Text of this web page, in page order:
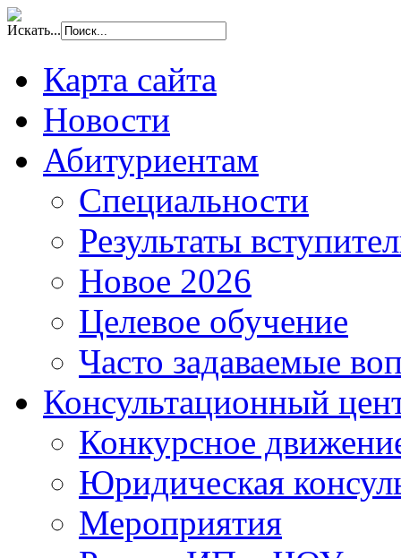
Искать...
Карта сайта
Новости
Абитуриентам
Специальности
Результаты
Новое 2026
Целевое обучение
Часто задаваемые
Консультационный
Конкурсное
Юридическая
Мероприятия